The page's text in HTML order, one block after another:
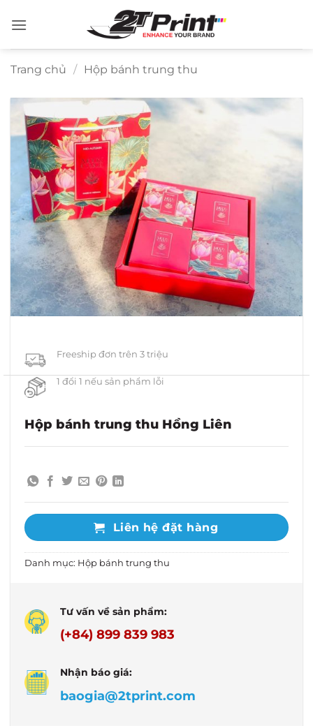
qua
Trang chủ / Hộp bánh trung thu
Freeship đơn trên 3 triệu
1 đổi 1 nếu sản phẩm lỗi
Hộp bánh trung thu Hồng Liên
Liên hệ đặt hàng
Danh mục: Hộp bánh trung thu
Tư vấn về sản phẩm:
(+84) 899 839 983
Nhận báo giá:
baogia@2tprint.com